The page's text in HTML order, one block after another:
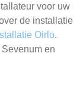
voor uw
de installatie
Oirlo.
en